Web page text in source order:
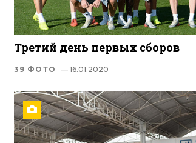
Третий день первых сборов
39 ФОТО — 16.01.2020